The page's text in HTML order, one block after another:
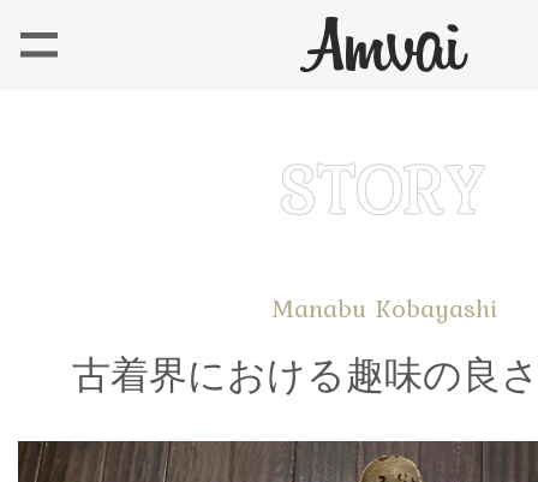
Manabu Kobayashi
古着界における趣味の良